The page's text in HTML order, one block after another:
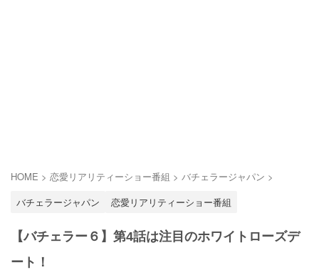
HOME > 恋愛リアリティーショー番組 > バチェラージャパン >
バチェラージャパン
恋愛リアリティーショー番組
【バチェラー６】第4話は注目のホワイトローズデ
ート！